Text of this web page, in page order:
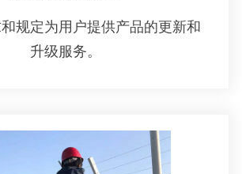
规定为用户提供产品的更新和
升级服务。